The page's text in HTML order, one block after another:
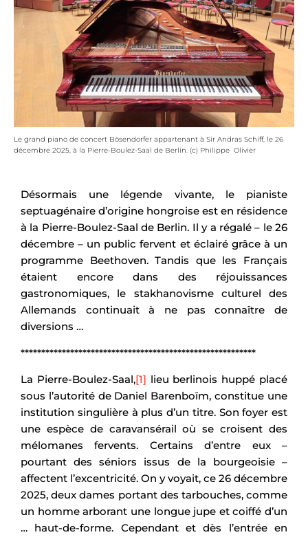
Le grand piano de concert Bösendorfer appartenant à Sir Andras Schiff, le 26
décembre 2025, à la Pierre-Boulez-Saal de Berlin. (c) Philippe Olivier
Désormais une légende vivante, le pianiste
septuagénaire d’origine hongroise est en résidence
à la Pierre-Boulez-Saal de Berlin. Il y a régalé – le 26
décembre – un public fervent et éclairé grâce à un
programme Beethoven. Tandis que les Français
étaient encore dans des réjouissances
gastronomiques, le stakhanovisme culturel des
Allemands continuait à ne pas connaître de
diversions …
*********************************************************
La Pierre-Boulez-Saal,[1] lieu berlinois huppé placé
sous l’autorité de Daniel Barenboïm, constitue une
institution singulière à plus d’un titre. Son foyer est
une espèce de caravansérail où se croisent des
mélomanes fervents. Certains d’entre eux –
pourtant des séniors issus de la bourgeoisie –
affectent l’excentricité. On y voyait, ce 26 décembre
2025, deux dames portant des tarbouches, comme
un homme arborant une longue jupe et coiffé d’un
… haut-de-forme. Cependant et dès l’entrée en